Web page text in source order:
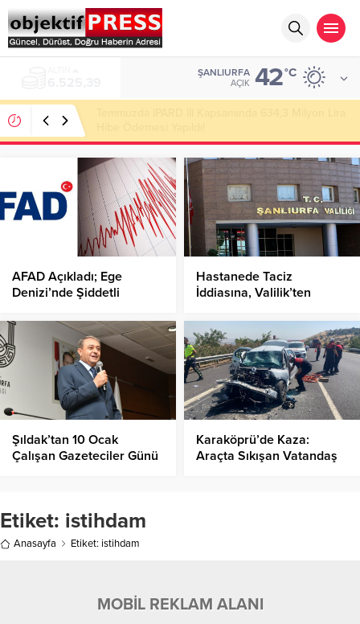
ŞANLIURFA
AÇIK 42°C
AFAD Açıkladı; Ege
Denizi’nde Şiddetli
Hastanede Taciz
İddiasına, Valilik’ten
Şıldak’tan 10 Ocak
Çalışan Gazeteciler Günü
Karaköprü’de Kaza:
Araçta Sıkışan Vatandaş
Etiket: istihdam
Anasayfa Etiket: istihdam
MOBİL REKLAM ALANI